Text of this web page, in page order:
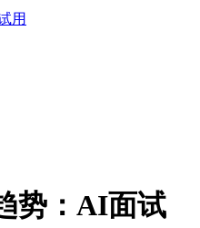
用
势：AI面试